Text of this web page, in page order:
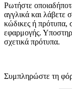
Ρωτήστε
αγγλικά και λάβετε
κώδικες ή πρότυπα,
εφαρμογής.
σχετικά πρότυπα.
Συμπληρώστε τη